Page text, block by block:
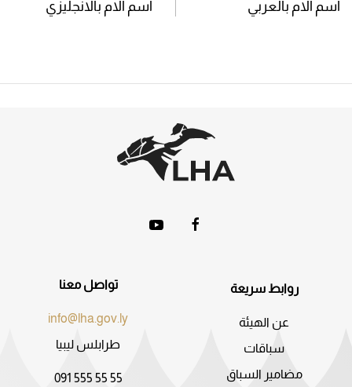
اسم الام بالعربي اسم الام بالانجليزي
روابط سريعة
عن الهيئة
سباقات
مضامير السباق
تواصل معنا
info@lha.gov.ly
طرابلس ليبيا
091 555 55 55